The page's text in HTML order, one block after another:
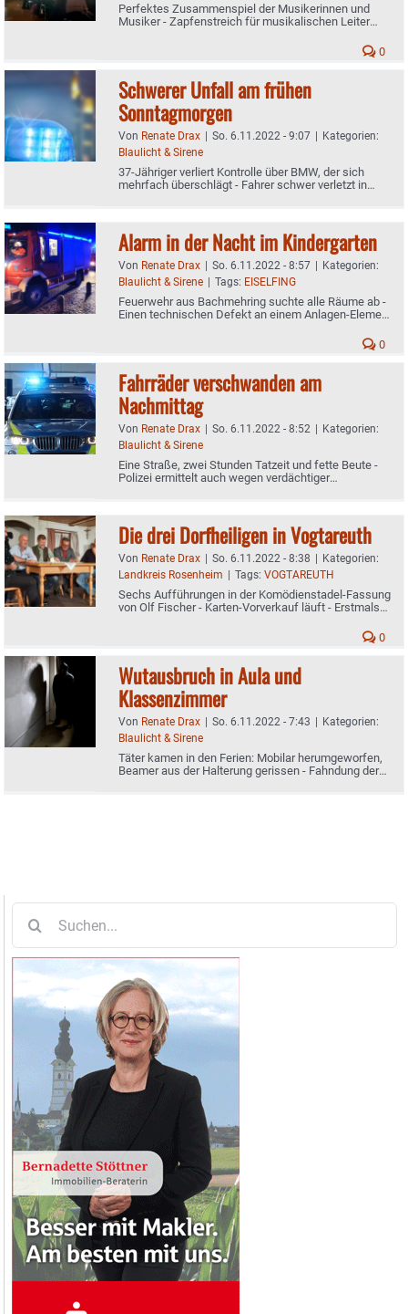
Perfektes Zusammenspiel der Musikerinnen und
Musiker - Zapfenstreich für musikalischen Leiter
0
Schwerer Unfall am frühen
Sonntagmorgen
Von Renate Drax | So. 6.11.2022 - 9:07 | Kategorien:
Blaulicht & Sirene
37-Jähriger verliert Kontrolle über BMW, der sich
mehrfach überschlägt - Fahrer schwer verletzt in
Alarm in der Nacht im Kindergarten
Von Renate Drax | So. 6.11.2022 - 8:57 | Kategorien:
Blaulicht & Sirene | Tags: EISELFING
Feuerwehr aus Bachmehring suchte alle Räume ab -
Einen technischen Defekt an einem Anlagen-Element
0
Fahrräder verschwanden am
Nachmittag
Von Renate Drax | So. 6.11.2022 - 8:52 | Kategorien:
Blaulicht & Sirene
Eine Straße, zwei Stunden Tatzeit und fette Beute -
Polizei ermittelt auch wegen verdächtiger
Die drei Dorfheiligen in Vogtareuth
Von Renate Drax | So. 6.11.2022 - 8:38 | Kategorien:
Landkreis Rosenheim | Tags: VOGTAREUTH
Sechs Aufführungen in der Komödienstadel-Fassung
von Olf Fischer - Karten-Vorverkauf läuft - Erstmals
0
Wutausbruch in Aula und
Klassenzimmer
Von Renate Drax | So. 6.11.2022 - 7:43 | Kategorien:
Blaulicht & Sirene
Täter kamen in den Ferien: Mobilar herumgeworfen,
Beamer aus der Halterung gerissen - Fahndung der
nach: